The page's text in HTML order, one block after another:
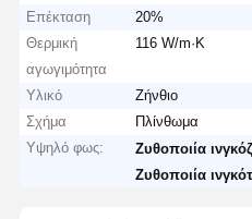
Επέκταση
20%
Θερμική
αγωγιμότητα
116 W/m·K
Υλικό
Ζήνθιο
Σχήμα
Πλίνθωμα
Υψηλό φως:
Ζυθοποιία
Ζυθοποιία